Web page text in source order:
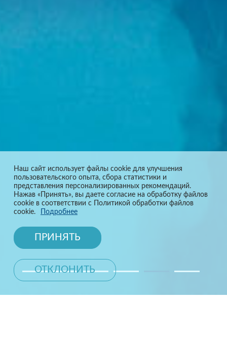
Наш сайт использует файлы cookie для улучшения
пользовательского опыта, сбора статистики и
представления персонализированных рекомендаций.
Нажав «Принять», вы даете согласие на обработку файлов
cookie в соответствии с Политикой обработки файлов
cookie.
Подробнее
ПРИНЯТЬ
ОТКЛОНИТЬ